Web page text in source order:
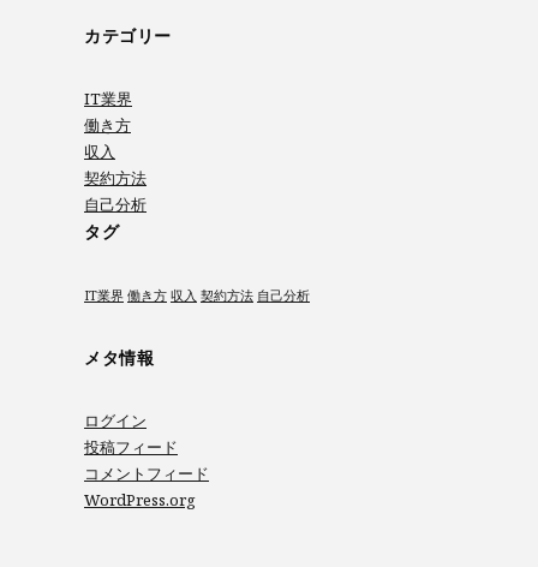
カテゴリー
IT業界
働き方
収入
契約方法
自己分析
タグ
IT業界 働き方 収入 契約方法 自己分析
メタ情報
ログイン
投稿フィード
コメントフィード
WordPress.org